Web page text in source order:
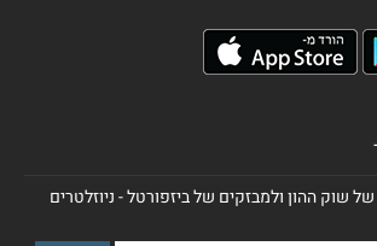
שוק ההון ולמבזקים של ביזפורטל - ניוזלטרים